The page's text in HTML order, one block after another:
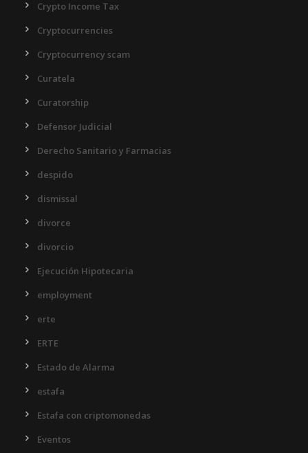
Crypto Income Tax
Cryptocurrencies
Cryptocurrency scam
Curatela
Curatorship
Defensor Judicial
Derecho Sanitario y Farmacias
despido
dismissal
divorce
divorcio
Ejecución Hipotecaria
employment
erte
ERTE
Estado de Alarma
estafa
Estafa con criptomonedas
Eventos